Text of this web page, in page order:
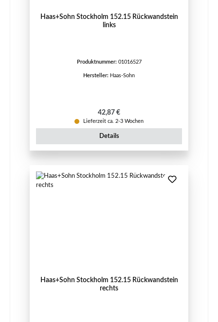
Haas+Sohn Stockholm 152.15 Rückwandstein
links
Produktnummer: 01016527
Hersteller: Haas-Sohn
Regulärer Preis:
42,87 €
Lieferzeit ca. 2-3 Wochen
Details
Haas+Sohn Stockholm 152.15 Rückwandstein
rechts